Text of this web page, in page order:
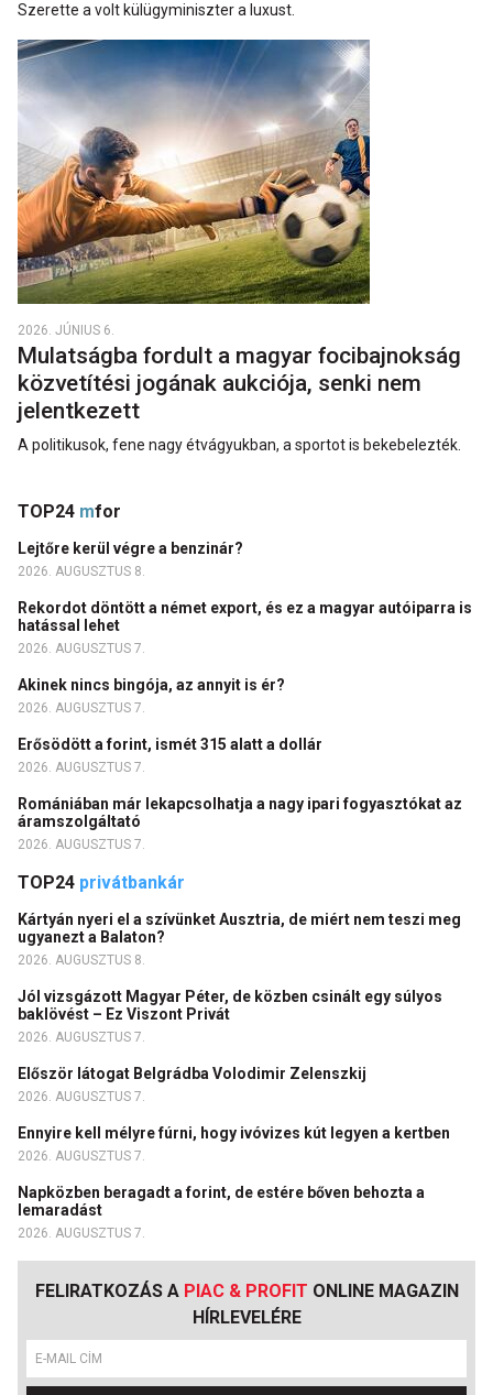
Szerette a volt külügyminiszter a luxust.
2026. JÚNIUS 6.
Mulatságba fordult a magyar focibajnokság
közvetítési jogának aukciója, senki nem
jelentkezett
A politikusok, fene nagy étvágyukban, a sportot is bekebelezték.
TOP24 mfor
Lejtőre kerül végre a benzinár?
2026. AUGUSZTUS 8.
Rekordot döntött a német export, és ez a magyar autóiparra is
hatással lehet
2026. AUGUSZTUS 7.
Akinek nincs bingója, az annyit is ér?
2026. AUGUSZTUS 7.
Erősödött a forint, ismét 315 alatt a dollár
2026. AUGUSZTUS 7.
Romániában már lekapcsolhatja a nagy ipari fogyasztókat az
áramszolgáltató
2026. AUGUSZTUS 7.
TOP24 privátbankár
Kártyán nyeri el a szívünket Ausztria, de miért nem teszi meg
ugyanezt a Balaton?
2026. AUGUSZTUS 8.
Jól vizsgázott Magyar Péter, de közben csinált egy súlyos
baklövést – Ez Viszont Privát
2026. AUGUSZTUS 7.
Először látogat Belgrádba Volodimir Zelenszkij
2026. AUGUSZTUS 7.
Ennyire kell mélyre fúrni, hogy ivóvizes kút legyen a kertben
2026. AUGUSZTUS 7.
Napközben beragadt a forint, de estére bőven behozta a
lemaradást
2026. AUGUSZTUS 7.
FELIRATKOZÁS A PIAC & PROFIT ONLINE MAGAZIN
HÍRLEVELÉRE